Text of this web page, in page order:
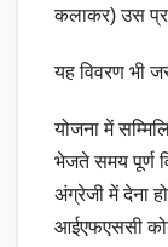
कलाकर) उस
यह विवरण भी
योजना में
भेजते समय पूर्ण
अंग्रेजी में देना
आईएफएससी